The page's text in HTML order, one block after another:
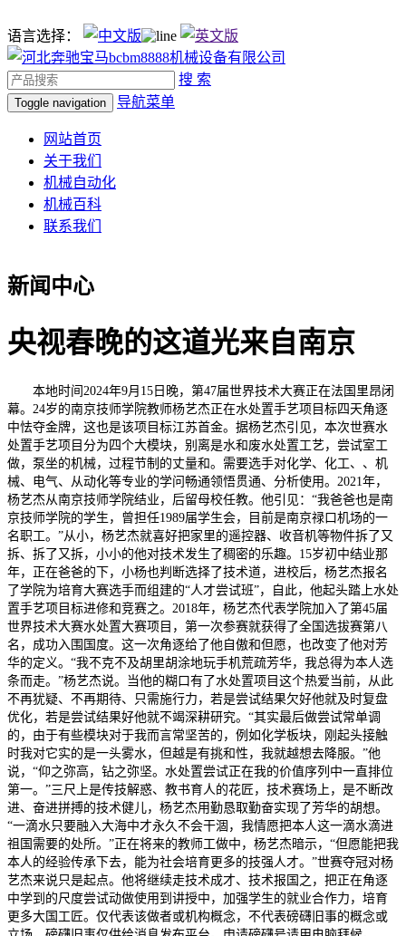
语言选择：
搜 索
Toggle navigation 导航菜单
网站首页
关于我们
机械自动化
机械百科
联系我们
新闻中心
央视春晚的这道光来自南京
本地时间2024年9月15日晚，第47届世界技术大赛正在法国里昂闭
幕。24岁的南京技师学院教师杨艺杰正在水处置手艺项目标四天角逐
中怯夺金牌，这也是该项目标江苏首金。据杨艺杰引见，本次世赛水
处置手艺项目分为四个大模块，别离是水和废水处置工艺，尝试室工
做，泵坐的机械，过程节制的丈量和。需要选手对化学、化工、、机
械、电气、从动化等专业的学问畅通领悟贯通、分析使用。2021年，
杨艺杰从南京技师学院结业，后留母校任教。他引见：“我爸爸也是南
京技师学院的学生，曾担任1989届学生会，目前是南京禄口机场的一
名职工。”从小，杨艺杰就喜好把家里的遥控器、收音机等物件拆了又
拆、拆了又拆，小小的他对技术发生了稠密的乐趣。15岁初中结业那
年，正在爸爸的下，小杨也判断选择了技术道，进校后，杨艺杰报名
了学院为培育大赛选手而组建的“人才尝试班”，自此，他起头踏上水处
置手艺项目标进修和竞赛之。2018年，杨艺杰代表学院加入了第45届
世界技术大赛水处置大赛项目，第一次参赛就获得了全国选拔赛第八
名，成功入围国度。这一次角逐给了他自傲和但愿，也改变了他对芳
华的定义。“我不克不及胡里胡涂地玩手机荒疏芳华，我总得为本人选
条而走。”杨艺杰说。当他的糊口有了水处置项目这个热爱当前，从此
不再犹疑、不再期待、只需施行力，若是尝试结果欠好他就及时复盘
优化，若是尝试结果好他就不竭深耕研究。“其实最后做尝试常单调
的，由于有些模块对于我而言常坚苦的，例如化学板块，刚起头接触
时我对它实的是一头雾水，但越是有挑和性，我就越想去降服。”他
说，“仰之弥高，钻之弥坚。水处置尝试正在我的价值序列中一直排位
第一。”三尺上是传技解惑、教书育人的花匠，技术赛场上，是不断改
进、奋进拼搏的技术健儿，杨艺杰用勤恳取勤奋实现了芳华的胡想。
“一滴水只要融入大海中才永久不会干涸，我情愿把本人这一滴水滴进
祖国需要的处所。”正在将来的教师工做中，杨艺杰暗示，“但愿能把我
本人的经验传承下去，能为社会培育更多的技强人才。”世赛夺冠对杨
艺杰来说只是起点。他将继续走技术成才、技术报国之，把正在角逐
中学到的尺度尝试动做使用到讲授中，加强学生的就业合作力，培育
更多大国工匠。仅代表该做者或机构概念，不代表磅礴旧事的概念或